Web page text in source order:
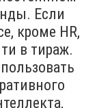
Если
кроме HR,
в тираж.